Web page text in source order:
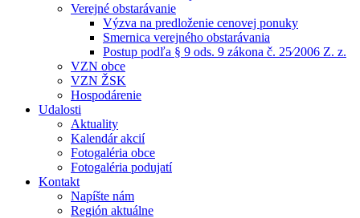
Verejné obstarávanie
Výzva na predloženie cenovej ponuky
Smernica verejného obstarávania
Postup podľa § 9 ods. 9 zákona č. 25⁄2006 Z. z.
VZN obce
VZN ŽSK
Hospodárenie
Udalosti
Aktuality
Kalendár akcií
Fotogaléria obce
Fotogaléria podujatí
Kontakt
Napíšte nám
Región aktuálne